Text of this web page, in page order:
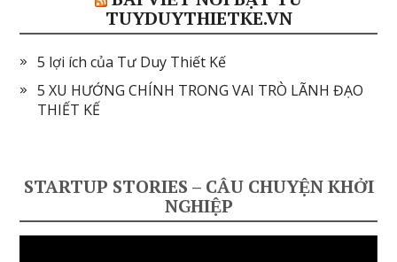
TUYDUYTHIETKE.VN
5 lợi ích của Tư Duy Thiết Kế
5 XU HƯỚNG CHÍNH TRONG VAI TRÒ LÃNH ĐẠO
THIẾT KẾ
STARTUP STORIES – CÂU CHUYỆN KHỞI
NGHIỆP